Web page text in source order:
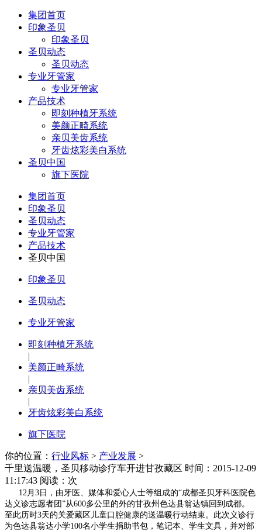
集团首页
印象圣贝
印象圣贝
圣贝动态
圣贝动态
专业牙管家
专业牙管家
产品技术
即刻种植牙系统
美颜正畸系统
亲贝美齿系统
牙齿炫彩美白系统
圣贝中国
旗下医院
集团首页
印象圣贝
圣贝动态
专业牙管家
产品技术
圣贝中国
印象圣贝
圣贝动态
专业牙管家
即刻种植牙系统
|
美颜正畸系统
|
亲贝美齿系统
|
牙齿炫彩美白系统
旗下医院
你的位置： 行业风标 > 产业发展 >
千里送温暖，圣贝移动诊疗车开进甘孜藏区 时间：2015-12-09
11:17:43 阅读： 次
12月3日，由牙医、媒体和爱心人士等组成的“成都圣贝牙科医院色
达义诊志愿者团”从600多公里的外的甘孜州色达县翁达镇回到成都。
至此历时3天的关爱藏区儿童口腔健康的送温暖行动结束。此次义诊行
为色达县翁达小学100名小学生捐助书包，笔记本、学生文具，并对部